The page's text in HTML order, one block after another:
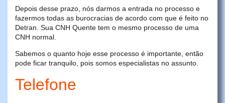
Depois desse prazo, nós darmos a entrada no processo e
fazermos todas as burocracias de acordo com que é feito no
Detran. Sua CNH Quente tem o mesmo processo de uma
CNH normal.
Sabemos o quanto hoje esse processo é importante, então
pode ficar tranquilo, pois somos especialistas no assunto.
Telefone